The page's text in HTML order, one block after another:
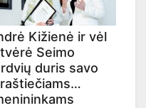
Kižienė ir vėl
Seimo
duris savo